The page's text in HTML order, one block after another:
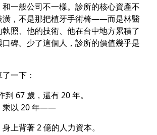
一般公司不一樣。診所的核心資產不
潢，不是那把植牙手術椅——而是林醫
執照、他的技術、他在台中地方累積了
碑。少了這個人，診所的價值幾乎是
一下：
67 歲，還有 20 年。
乘以 20 年——
上背著 2 億的人力資本。